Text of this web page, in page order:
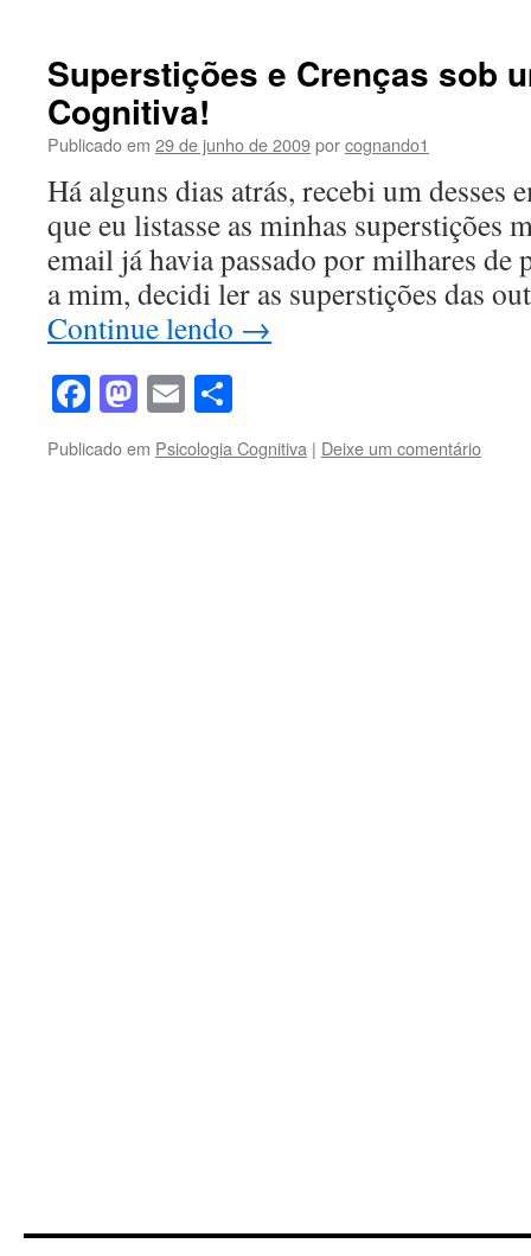
Superstições e Crenças sob
Cognitiva!
Publicado em 29 de junho de 2009porcognando1
Há alguns dias atrás, recebi um desses
que eu listasse as minhas superstições
email já havia passado por milhares de
a mim, decidi ler as superstições das
Continue lendo →
Facebook
Mastodon
Email
Publicado em Psicologia Cognitiva | Deixe um comentário